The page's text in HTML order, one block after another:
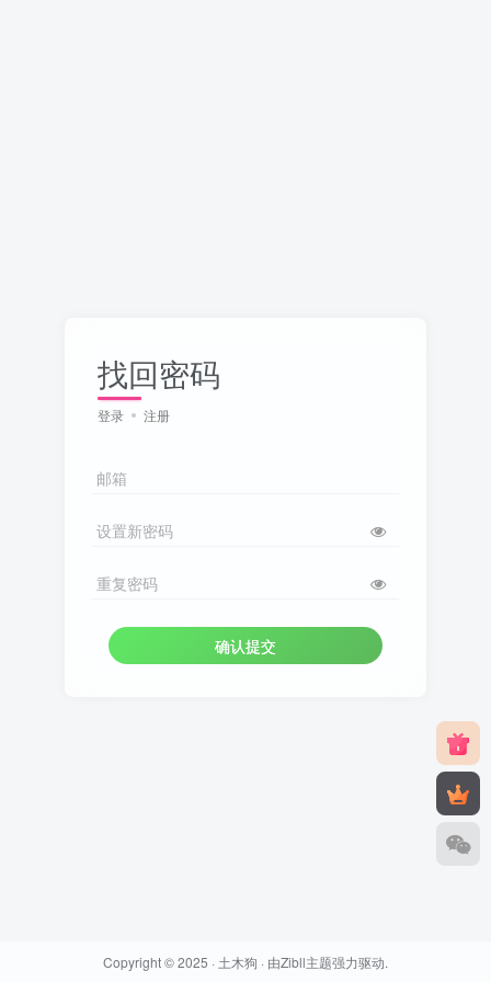
找回密码
登录 注册
邮箱
设置新密码
重复密码
确认提交
Copyright © 2025 · 土木狗 · 由Zibll主题强力驱动.